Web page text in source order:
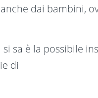
dai bambini,
sa è la possibile
di